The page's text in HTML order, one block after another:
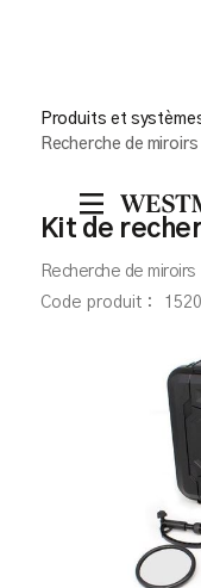
Produits et
Recherche de miroirs
Kit de
Recherche de miroirs
Code produit :